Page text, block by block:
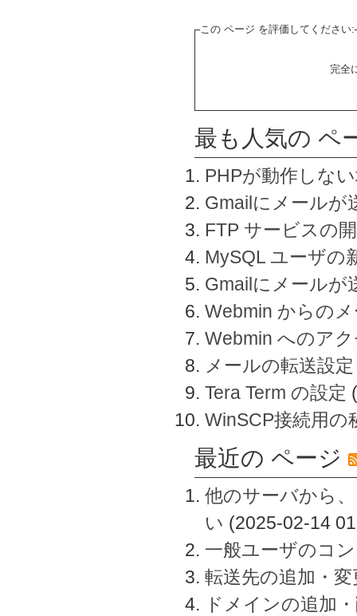
この ページ を評価してください:
完全
最も人気の ペ
PHPが動作しな
Gmailにメールが
FTP サービスの
MySQL ユーザの
Gmailにメールが
Webmin からの
Webmin へのア
メールの転送設定
Tera Term の設定
WinSCP接続用の
最近の ページ
他のサーバから
い (2025-02-14
一般ユーザのコ
転送先の追加・
ドメインの追加